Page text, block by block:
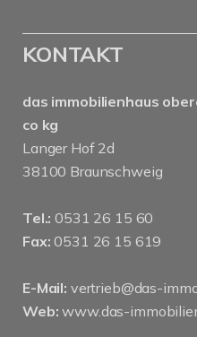
KONTAKT
das immobilienhaus
co kg
Langer Hof 2d
38100 Braunschweig
Tel.: 0531 26 15 60
Fax: 0531 26 15 619
E-Mail: vertrieb@das-
Web: www.das-